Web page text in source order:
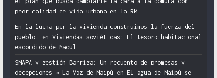
peor calidad de vida urbana en la RM
En la lucha por la vivienda construimos la fuerza del
pueblo.
en Viviendas soviéticas: El tesoro habitacional
escondido de Macul
SMAPA y gestión Barriga: Un recuento de promesas y
decepciones » La Voz de Maipú en El agua de Maipú se